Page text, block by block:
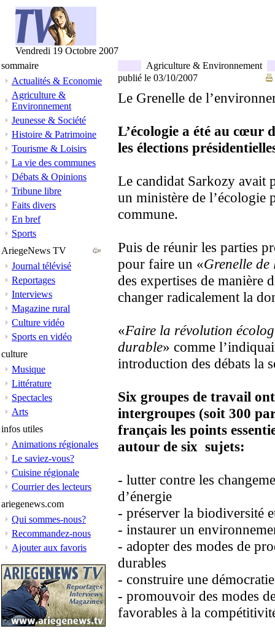
Vendredi 19 Octobre 2007
sommaire
Actualités & Economie
Agriculture &
Environnement
Jeunesse & Société
Histoire & Patrimoine
Tourisme & Loisirs
La vie des communes
Débats & Opinions
Tribune libre
Faits divers
En bref
Sports
AriegeNews TV
Journal télévisé
Reportages
Interviews
Magazine rural
Culture vidéo
Sports en vidéo
culture
Musique
Littérature
Spectacles
Arts
infos utiles
Animations régionales
Le saviez-vous?
Cuisine régionale
Courrier des lecteurs
ariegenews.com
Qui sommes-nous?
Recommandez-nous
Ajouter aux favoris
Agriculture & Environnement
publié le 03/10/2007
Le Grenelle de
L’écologie a été au cœur
les élections
Le candidat Sarkozy avait
un ministère de l’écologie
commune.
Puis de réunir les parties
pour faire un «Grenelle de
des expertises de manière
changer radicalement la
«Faire la révolution
durable» comme
introduction des débats la
Six groupes de travail
intergroupes (soit 300
français les points
autour de six sujets:
- lutter contre les
d’énergie
- préserver la biodiversité
- instaurer un
- adopter des modes de
durables
- construire une
- promouvoir des modes
favorables à la